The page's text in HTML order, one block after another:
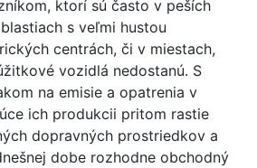
ktorí sú často v peších
s veľmi hustou
centrách, či v miestach,
vozidlá nedostanú. S
na emisie a opatrenia v
ich produkcii pritom rastie
dopravných prostriedkov a
dobe rozhodne obchodný